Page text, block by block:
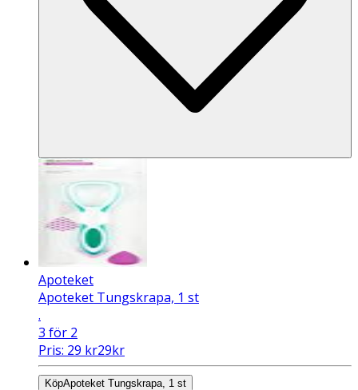
Apoteket
Apoteket Tungskrapa, 1 st
.
3 för 2
Pris: 29 kr29kr
KöpApoteket Tungskrapa, 1 st